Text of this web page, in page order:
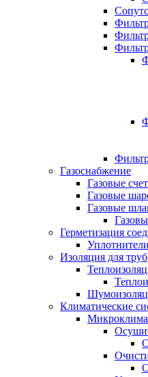
Газоснабжение
Газовые
Газовые
Газовые
Герметизация
Изоляция для труб
Климатические